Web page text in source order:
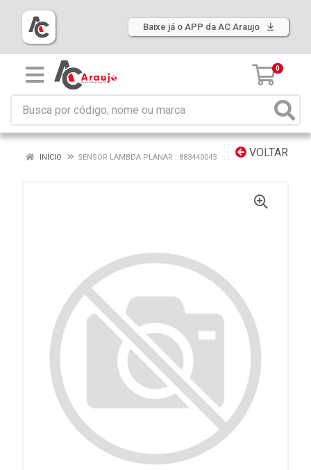
Baixe já o APP da AC Araujo
0
VOLTAR
INÍCIO SENSOR LAMBDA PLANAR : 883440043